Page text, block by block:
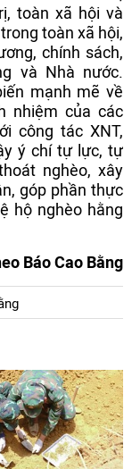
toàn xã hội và
toàn xã hội,
chính sách,
và Nhà nước.
mạnh mẽ về
nhiệm của các
công tác XNT,
ý chí tự lực, tự
nghèo, xây
góp phần thực
hộ nghèo hằng
Báo Cao Bằng